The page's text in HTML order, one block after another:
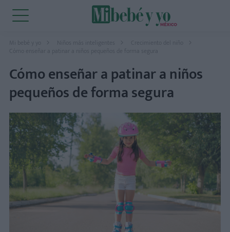
Mi bebé y yo Niños más inteligentes
Crecimiento del niño
Cómo enseñar a patinar a niños pequeños de forma segura
Cómo enseñar a patinar a niños
pequeños de forma segura